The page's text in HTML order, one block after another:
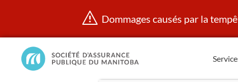
Dommages causés par la
Manitoba
Public